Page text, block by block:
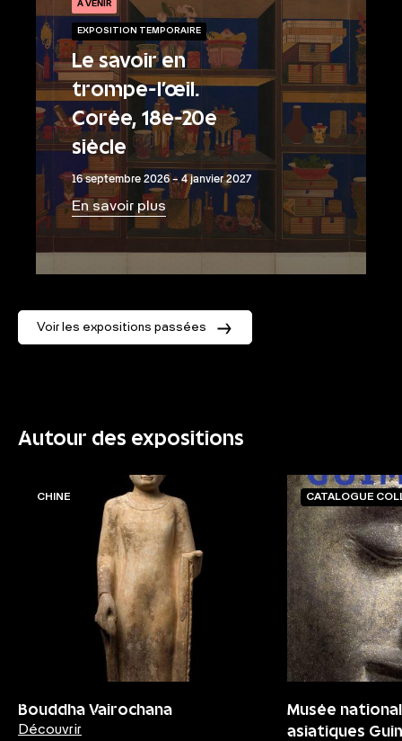
À VENIR
EXPOSITION TEMPORAIRE
Le savoir en
trompe-l’œil.
Corée, 18e-20e
siècle
16 septembre 2026 – 4 janvier 2027
En savoir plus
Voir les expositions passées
Autour des expositions
CHINE
Bouddha Vairochana
Découvrir
CATALOGUE
Musée
asiatiques